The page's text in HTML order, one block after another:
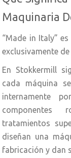
Maquinaria
“Made in Italy”
exclusivamente
En Stokkermill
cada máquina
internamente
componentes
tratamientos
diseñan una
fabricación y dan